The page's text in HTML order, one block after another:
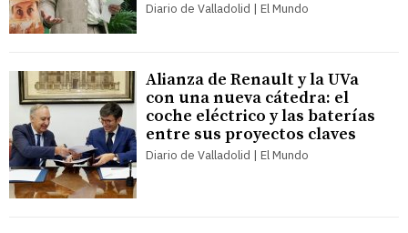
Diario de Valladolid | El Mundo
Alianza de Renault y la UVa
con una nueva cátedra: el
coche eléctrico y las baterías
entre sus proyectos claves
Diario de Valladolid | El Mundo